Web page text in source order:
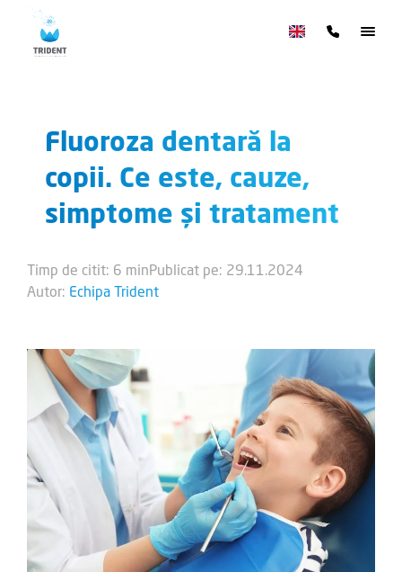
Fluoroza dentară la
copii. Ce este, cauze,
simptome și tratament
Timp de citit: 6 minPublicat pe: 29.11.2024
Autor: Echipa Trident